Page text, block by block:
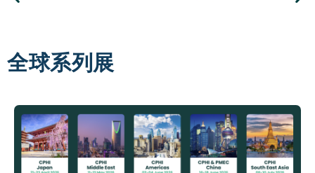
全球系列展